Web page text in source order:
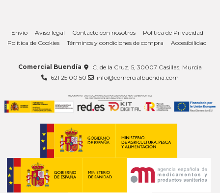
Envío Aviso legal Contacte con nosotros
Política de Privacidad
Política de Cookies
Términos y condiciones de compra Accesibilidad
Comercial Buendía
C. de la Cruz, 5, 30007 Casillas, Murcia
621 25 00 50
info@comercialbuendia.com